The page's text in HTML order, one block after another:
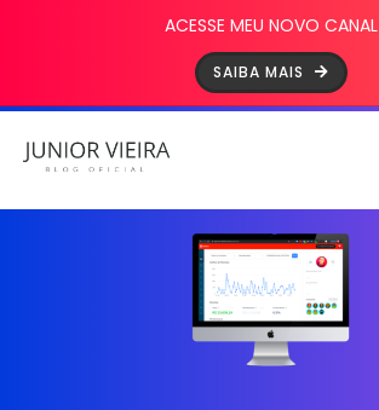
ACESSE MEU NOVO CANAL
SAIBA MAIS